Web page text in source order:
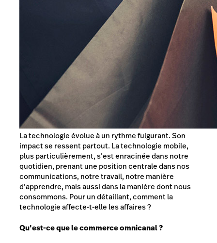
La technologie évolue à un rythme fulgurant. Son
impact se ressent partout. La technologie mobile,
plus particulièrement, s’est enracinée dans notre
quotidien, prenant une position centrale dans nos
communications, notre travail, notre manière
d’apprendre, mais aussi dans la manière dont nous
consommons. Pour un détaillant, comment la
technologie affecte-t-elle les affaires ?
Qu’est-ce que le commerce omnicanal ?